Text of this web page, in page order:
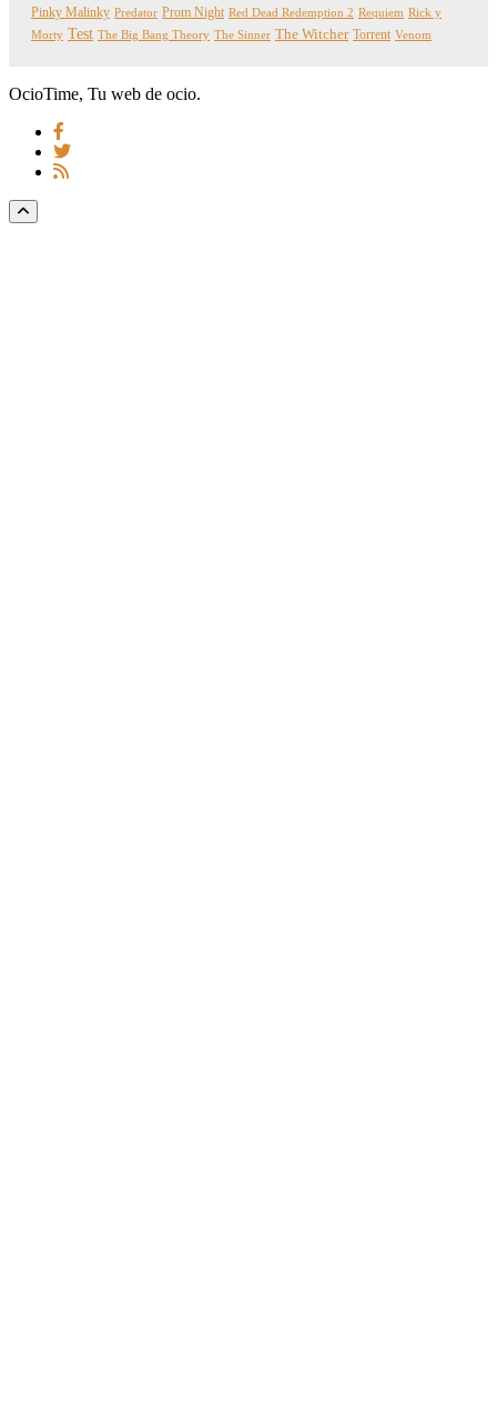
Pinky Malinky Predator Prom Night Red Dead Redemption 2 Requiem Rick y
Morty Test The Big Bang Theory The Sinner The Witcher Torrent Venom
OcioTime, Tu web de ocio.